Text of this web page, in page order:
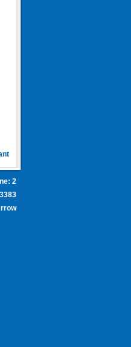
2